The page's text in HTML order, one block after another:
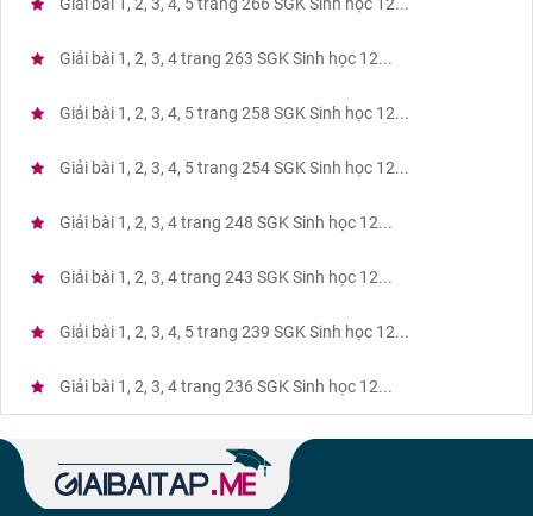
Giải bài 1, 2, 3, 4, 5 trang 266 SGK Sinh học 12...
Giải bài 1, 2, 3, 4 trang 263 SGK Sinh học 12...
Giải bài 1, 2, 3, 4, 5 trang 258 SGK Sinh học 12...
Giải bài 1, 2, 3, 4, 5 trang 254 SGK Sinh học 12...
Giải bài 1, 2, 3, 4 trang 248 SGK Sinh học 12...
Giải bài 1, 2, 3, 4 trang 243 SGK Sinh học 12...
Giải bài 1, 2, 3, 4, 5 trang 239 SGK Sinh học 12...
Giải bài 1, 2, 3, 4 trang 236 SGK Sinh học 12...